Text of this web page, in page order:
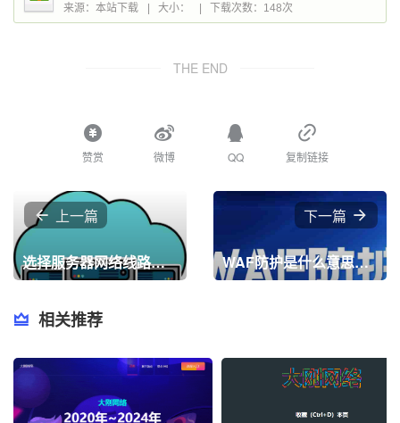
来源：本站下载 大小： 下载次数：148次
THE END
赞赏 微博 QQ 复制链接
上一篇
选择服务器网络线路时应该考虑哪些
下一篇
WAF防护是什么意思？WAF究竟包含哪些内容？
相关推荐